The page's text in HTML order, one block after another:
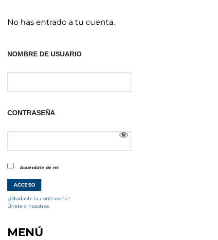
No has entrado a tu cuenta.
NOMBRE DE USUARIO
CONTRASEÑA
Acuérdate de mí
¿Olvidaste la contraseña?
Únete a nosotros
MENÚ